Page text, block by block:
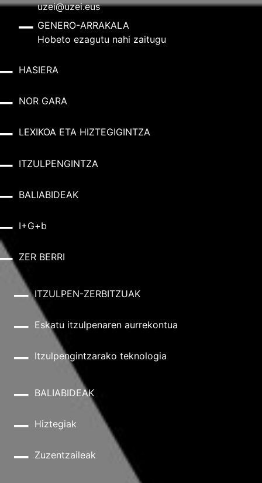
uzei@uzei.eus
GENERO-ARRAKALA
Hobeto ezagutu nahi zaitugu
HASIERA
NOR GARA
LEXIKOA ETA HIZTEGIGINTZA
ITZULPENGINTZA
BALIABIDEAK
I+G+b
ZER BERRI
ITZULPEN-ZERBITZUAK
Eskatu itzulpenaren aurrekontua
Itzulpengintzarako teknologia
BALIABIDEAK
Hiztegiak
Zuzentzaileak